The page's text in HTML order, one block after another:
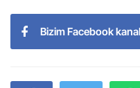
Bizim Facebook